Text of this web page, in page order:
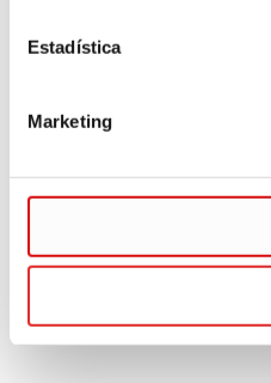
Estadística
Marketing